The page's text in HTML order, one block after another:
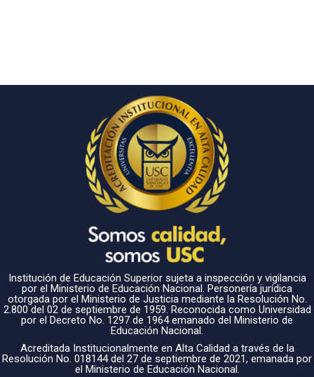
Institución de Educación Superior sujeta a inspección y vigilancia
por el Ministerio de Educación Nacional. Personería jurídica
otorgada por el Ministerio de Justicia mediante la Resolución No.
2.800 del 02 de septiembre de 1959. Reconocida como Universidad
por el Decreto No. 1297 de 1964 emanado del Ministerio de
Educación Nacional.
Acreditada Institucionalmente en Alta Calidad a través de la
Resolución No. 018144 del 27 de septiembre de 2021, emanada por
el Ministerio de Educación Nacional.